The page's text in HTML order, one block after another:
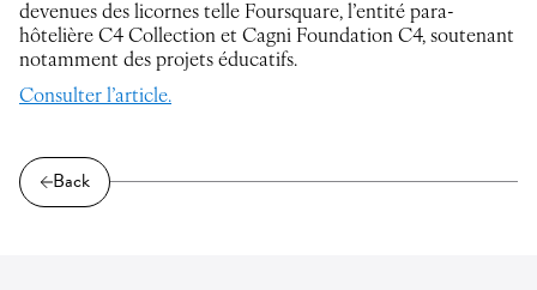
devenues des licornes telle Foursquare, l’entité para-
hôtelière C4 Collection et Cagni Foundation C4, soutenant
notamment des projets éducatifs.
Consulter l’article.
Back